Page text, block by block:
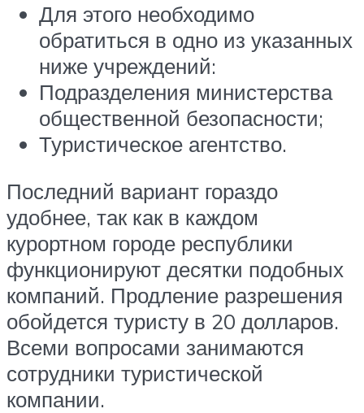
Для этого необходимо
обратиться в одно из указанных
ниже учреждений:
Подразделения министерства
общественной безопасности;
Туристическое агентство.
Последний вариант гораздо
удобнее, так как в каждом
курортном городе республики
функционируют десятки подобных
компаний. Продление разрешения
обойдется туристу в 20 долларов.
Всеми вопросами занимаются
сотрудники туристической
компании.